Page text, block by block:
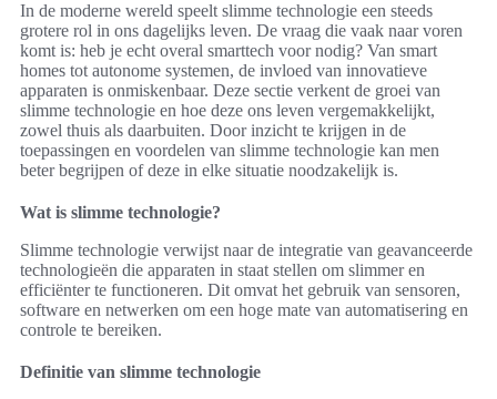
In de moderne wereld speelt slimme technologie een steeds
grotere rol in ons dagelijks leven. De vraag die vaak naar voren
komt is: heb je echt overal smarttech voor nodig? Van smart
homes tot autonome systemen, de invloed van innovatieve
apparaten is onmiskenbaar. Deze sectie verkent de groei van
slimme technologie en hoe deze ons leven vergemakkelijkt,
zowel thuis als daarbuiten. Door inzicht te krijgen in de
toepassingen en voordelen van slimme technologie kan men
beter begrijpen of deze in elke situatie noodzakelijk is.
Wat is slimme technologie?
Slimme technologie verwijst naar de integratie van geavanceerde
technologieën die apparaten in staat stellen om slimmer en
efficiënter te functioneren. Dit omvat het gebruik van sensoren,
software en netwerken om een hoge mate van automatisering en
controle te bereiken.
Definitie van slimme technologie